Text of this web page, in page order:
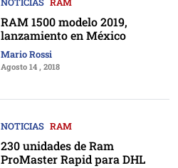
RAM 1500 modelo 2019,
lanzamiento en México
Mario Rossi
Agosto 14 , 2018
NOTICIAS RAM
230 unidades de Ram
ProMaster Rapid para DHL